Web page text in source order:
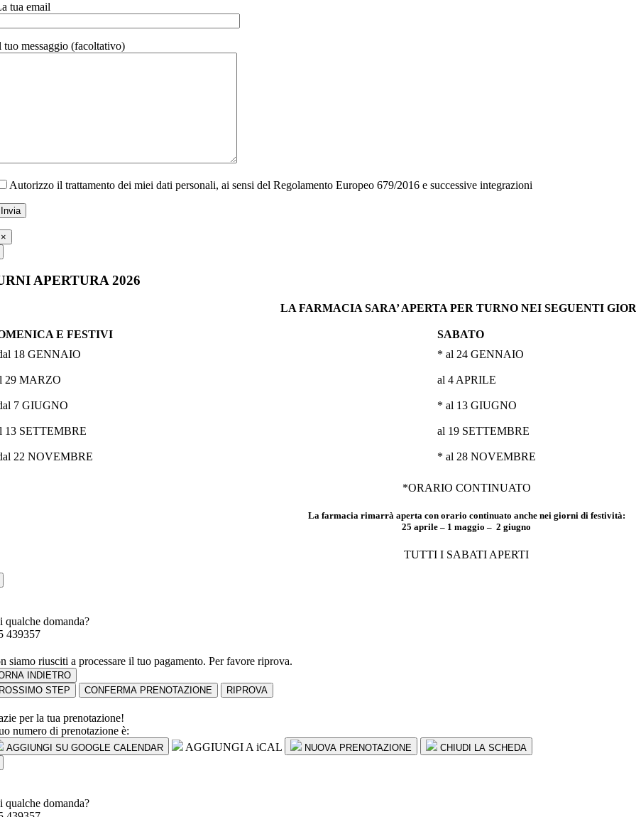
tua email
tuo messaggio (facoltativo)
Autorizzo il trattamento dei miei dati personali, ai sensi del Regolamento Europeo 679/2016 e successive integrazioni
×
APERTURA 2026
LA FARMACIA SARA’ APERTA PER TURNO NEI SEGUENTI
E FESTIVI
SABATO
18 GENNAIO
* al 24 GENNAIO
29 MARZO al 4 APRILE
7 GIUGNO * al 13 GIUGNO
13 SETTEMBRE al 19 SETTEMBRE
22 NOVEMBRE * al 28 NOVEMBRE
*ORARIO CONTINUATO
La farmacia rimarrà aperta con orario continuato anche nei giorni di festività:
25 aprile – 1 maggio – 2 giugno
TUTTI I SABATI APERTI
qualche domanda?
439357
siamo riusciti a processare il tuo pagamento. Per favore riprova.
INDIETRO
STEP
CONFERMA PRENOTAZIONE RIPROVA
per la tua prenotazione!
numero di prenotazione è:
AGGIUNGI SU GOOGLE CALENDAR AGGIUNGI A iCAL NUOVA PRENOTAZIONE CHIUDI LA SCHEDA
qualche domanda?